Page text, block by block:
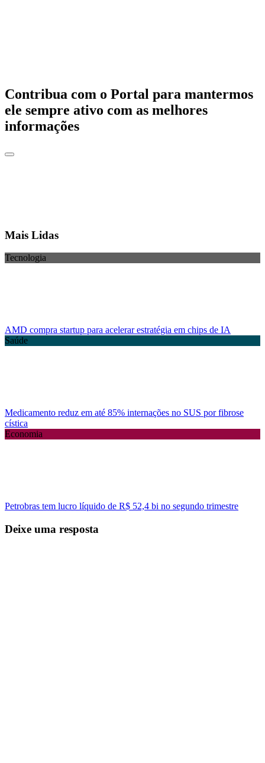
Contribua com o Portal para mantermos
ele sempre ativo com as melhores
informações
Mais Lidas
Tecnologia
AMD compra startup para acelerar estratégia em chips de IA
Saúde
Medicamento reduz em até 85% internações no SUS por fibrose
cística
Economia
Petrobras tem lucro líquido de R$ 52,4 bi no segundo trimestre
Deixe uma resposta